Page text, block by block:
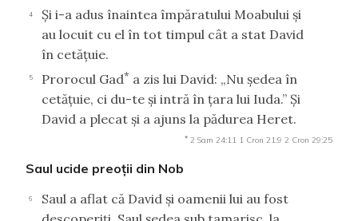
4
Şi i-a adus înaintea împăratului Moabului şi
au locuit cu el în tot timpul cât a stat David
în cetăţuie.
5 Prorocul Gad* a zis lui David: „Nu şedea în
cetăţuie, ci du-te şi intră în ţara lui Iuda.” Şi
David a plecat şi a ajuns la pădurea Heret.
* 2 Sam 24:11 1 Cron 21:9 2 Cron 29:25
Saul ucide preoţii din Nob
6
Saul a aflat că David şi oamenii lui au fost